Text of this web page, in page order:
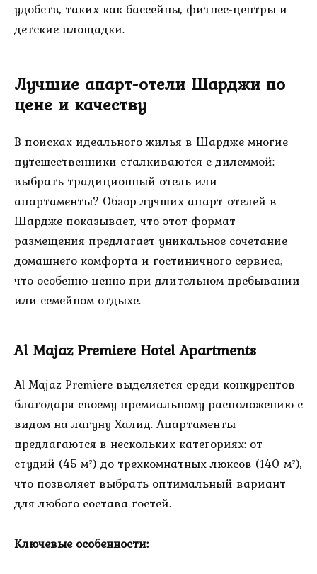
удобств, таких как бассейны, фитнес-центры и
детские площадки.
Лучшие апарт-отели Шарджи по
цене и качеству
В поисках идеального жилья в Шардже многие
путешественники сталкиваются с дилеммой:
выбрать традиционный отель или
апартаменты? Обзор лучших апарт-отелей в
Шардже показывает, что этот формат
размещения предлагает уникальное сочетание
домашнего комфорта и гостиничного сервиса,
что особенно ценно при длительном пребывании
или семейном отдыхе.
Al Majaz Premiere Hotel Apartments
Al Majaz Premiere выделяется среди конкурентов
благодаря своему премиальному расположению с
видом на лагуну Халид. Апартаменты
предлагаются в нескольких категориях: от
студий (45 м²) до трехкомнатных люксов (140 м²),
что позволяет выбрать оптимальный вариант
для любого состава гостей.
Ключевые особенности: